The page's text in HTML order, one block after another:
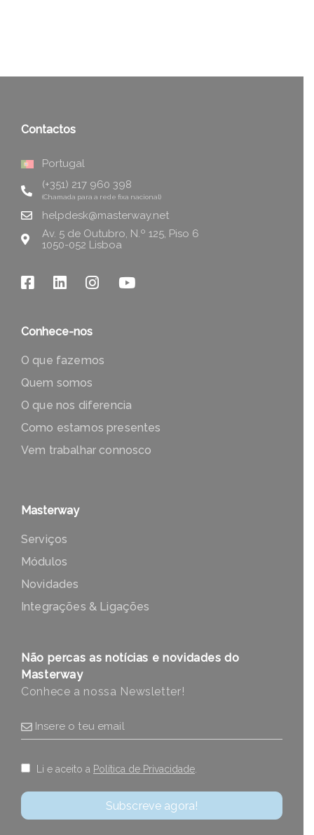
Contactos
Portugal
(+351) 217 960 398
(Chamada para a rede fixa nacional)
helpdesk@masterway.net
Av. 5 de Outubro, N.º 125, Piso 6
1050-052 Lisboa
Conhece-nos
O que fazemos
Quem somos
O que nos diferencia
Como estamos presentes
Vem trabalhar connosco
Masterway
Serviços
Módulos
Novidades
Integrações & Ligações
Não percas as notícias e novidades do
Masterway
Conhece a nossa Newsletter!
Li e aceito a Política de Privacidade